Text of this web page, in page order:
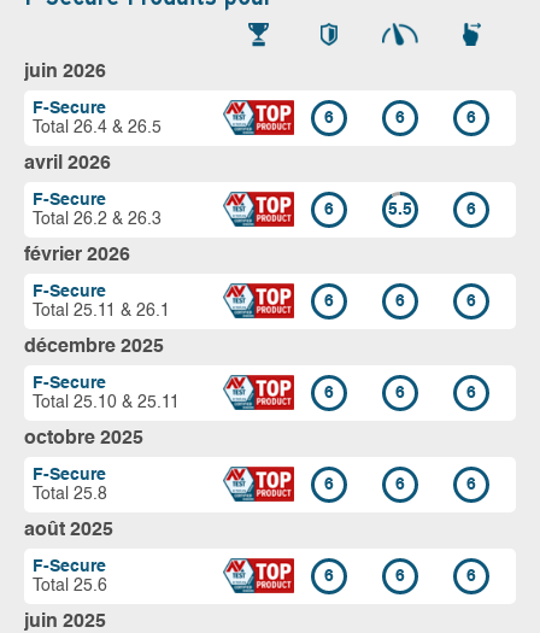
juin 2026
F-Secure
Total 26.4 & 26.5
6 6 6
avril 2026
F-Secure
Total 26.2 & 26.3
6 5.5 6
février 2026
F-Secure
Total 25.11 & 26.1
6 6 6
décembre 2025
F-Secure
Total 25.10 & 25.11
6 6 6
octobre 2025
F-Secure
Total 25.8
6 6 6
août 2025
F-Secure
Total 25.6
6 6 6
juin 2025